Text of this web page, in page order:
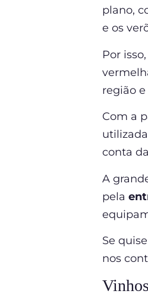
plano,
e os
Por
região
Com a
conta
A
pela
Se
nos